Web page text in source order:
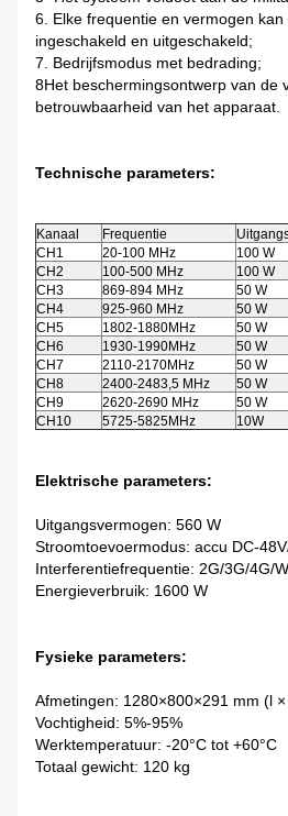
6. Elke frequentie en vermogen
ingeschakeld en uitgeschakeld;
7. Bedrijfsmodus met bedrading;
8Het beschermingsontwerp van de
betrouwbaarheid van het apparaat.
Technische parameters:
Kanaal Frequentie
CH1
20-100 MHz 100 W
CH2
100-500 MHz 100 W
CH3
869-894 MHz 50 W
CH4
925-960 MHz 50 W
CH5
1802-1880MHz 50 W
CH6
1930-1990MHz 50 W
CH7
2110-2170MHz 50 W
CH8
2400-2483,5 MHz 50 W
CH9
2620-2690 MHz 50 W
CH10
5725-5825MHz 10W
Elektrische parameters:
Uitgangsvermogen: 560 W
Stroomtoevoermodus: accu DC-
Interferentiefrequentie: 2G/3G/4G/
Energieverbruik: 1600 W
Fysieke parameters:
Afmetingen: 1280×800×291 mm (l
Vochtigheid: 5%-95%
Werktemperatuur: -20°C tot +60°C
Totaal gewicht: 120 kg